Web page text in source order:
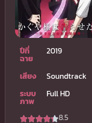
ปีที่
ฉาย
2019
เสียง
Soundtrack
ระบบ
ภาพ
Full HD
8.5